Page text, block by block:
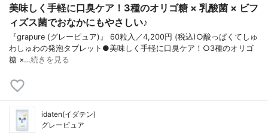
美味しく手軽に口臭ケア！3種のオリゴ糖 × 乳酸菌 × ビフ
ィズス菌でおなかにもやさしい♪
『grapure (グレーピュア)』 60粒入／4,200円 (税込)○酸っぱくてしゅ
わしゅわの発泡タブレット●美味しく手軽に口臭ケア！○3種のオリゴ
糖 ×…続きを見る
idaten(イダテン)
グレーピュア